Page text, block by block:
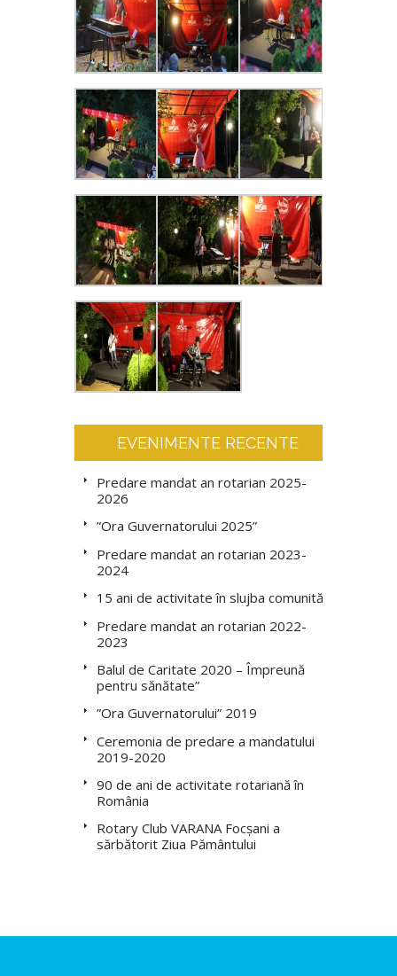
EVENIMENTE RECENTE
Predare mandat an rotarian 2025-
2026
”Ora Guvernatorului 2025”
Predare mandat an rotarian 2023-
2024
15 ani de activitate în slujba comunității
Predare mandat an rotarian 2022-
2023
Balul de Caritate 2020 – Împreună
pentru sănătate”
”Ora Guvernatorului” 2019
Ceremonia de predare a mandatului
2019-2020
90 de ani de activitate rotariană în
România
Rotary Club VARANA Focșani a
sărbătorit Ziua Pământului